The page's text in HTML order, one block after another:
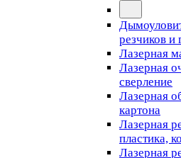
резчиков и
Лазерная
Лазерная
сверление
Лазерная
картона
Лазерная
пластика,
Лазерная